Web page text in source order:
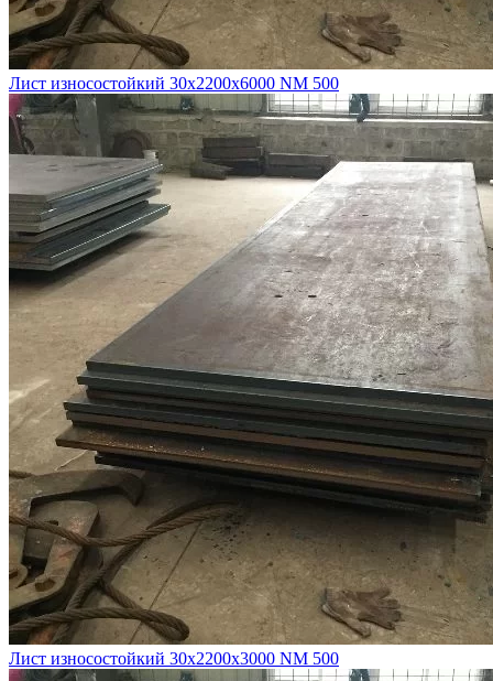
Лист износостойкий 30х2200х6000 NM 500
Лист износостойкий 30х2200х3000 NM 500